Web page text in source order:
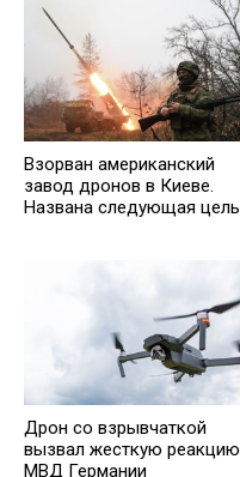
Взорван американский
завод дронов в Киеве.
Названа следующая цель
Дрон со взрывчаткой
вызвал жесткую реакцию
МВД Германии